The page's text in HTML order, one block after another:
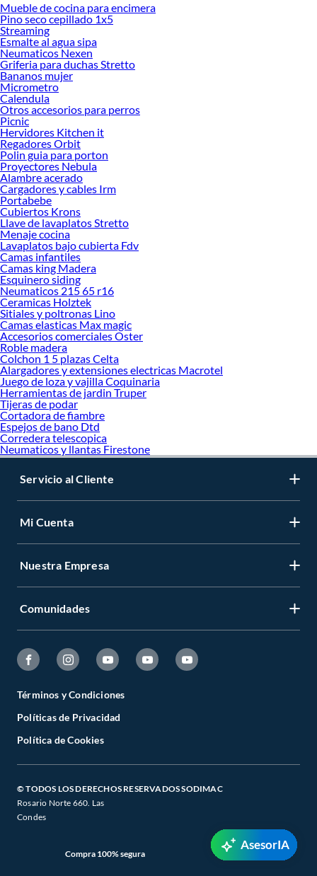
Mueble de cocina para encimera
Pino seco cepillado 1x5
Streaming
Esmalte al agua sipa
Neumaticos Nexen
Griferia para duchas Stretto
Bananos mujer
Micrometro
Calendula
Otros accesorios para perros
Picnic
Hervidores Kitchen it
Regadores Orbit
Polin guia para porton
Proyectores Nebula
Alambre acerado
Cargadores y cables Irm
Portabebe
Cubiertos Krons
Llave de lavaplatos Stretto
Menaje cocina
Lavaplatos bajo cubierta Fdv
Camas infantiles
Camas king Madera
Esquinero siding
Neumaticos 215 65 r16
Ceramicas Holztek
Sitiales y poltronas Lino
Camas elasticas Max magic
Accesorios comerciales Oster
Roble madera
Colchon 1 5 plazas Celta
Alargadores y extensiones electricas Macrotel
Juego de loza y vajilla Coquinaria
Herramientas de jardin Truper
Tijeras de podar
Cortadora de fiambre
Espejos de bano Dtd
Corredera telescopica
Neumaticos y llantas Firestone
Servicio al Cliente
Mi Cuenta
Nuestra Empresa
Comunidades
Términos y Condiciones
Políticas de Privacidad
Política de Cookies
© TODOS LOS DERECHOS RESERVADOS SODIMAC
Rosario Norte 660. Las
Condes
Compra 100% segura
AsesorIA